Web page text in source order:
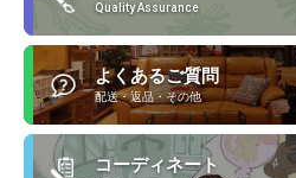
Quality Assurance
よくあるご質問
配送・返品・その他
コーディネート